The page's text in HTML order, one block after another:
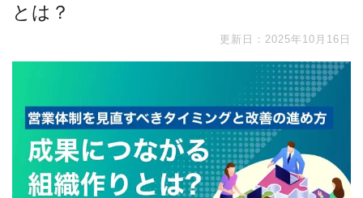
とは？
更新日：2025年10月16日